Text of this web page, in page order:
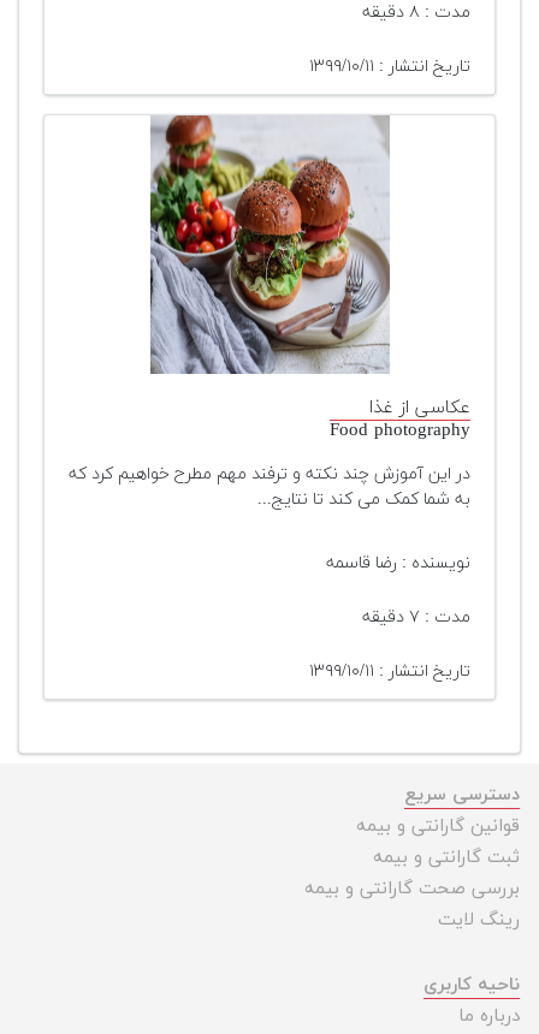
مدت : ۸ دقیقه
تاریخ انتشار : ۱۳۹۹/۱۰/۱۱
عکاسی از غذا
Food photography
در این آموزش چند نکته و ترفند مهم مطرح خواهیم کرد که
به شما کمک می کند تا نتایج...
نویسنده : رضا قاسمه
مدت : ۷ دقیقه
تاریخ انتشار : ۱۳۹۹/۱۰/۱۱
دسترسی سریع
قوانین گارانتی و بیمه
ثبت گارانتی و بیمه
بررسی صحت گارانتی و بیمه
رینگ لایت
ناحیه کاربری
درباره ما